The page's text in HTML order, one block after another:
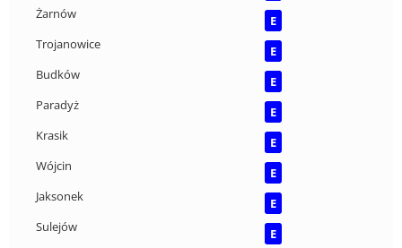
Żarnów
E
Trojanowice
E
Budków
E
Paradyż
E
Krasik
E
Wójcin
E
Jaksonek
E
Sulejów
E